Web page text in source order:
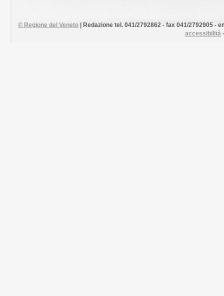
© Regione del Veneto
| Redazione tel. 041/2792862 - fax 041/2792905 -
accessibilità